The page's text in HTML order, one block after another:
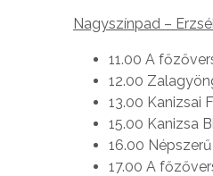
Nagyszínpad –
11.00 A
12.00
13.00 Kanizsai
15.00 Kanizsa
16.00
17.00 A